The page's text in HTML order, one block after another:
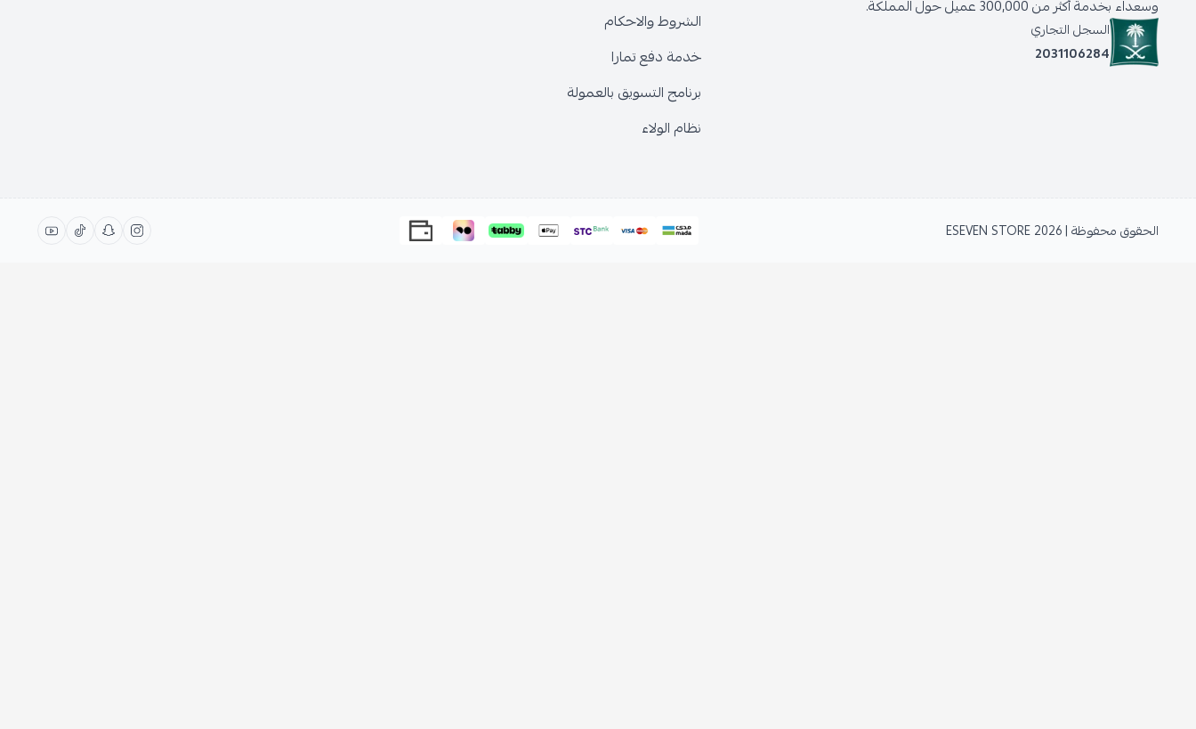
وسعداء بخدمة أكثر من 300,000 عميل حول المملكة.
السجل التجاري
2031106284
الشروط والاحكام
خدمة دفع تمارا
برنامج التسويق بالعمولة
نظام الولاء
الحقوق محفوظة | 2026 ESEVEN STORE